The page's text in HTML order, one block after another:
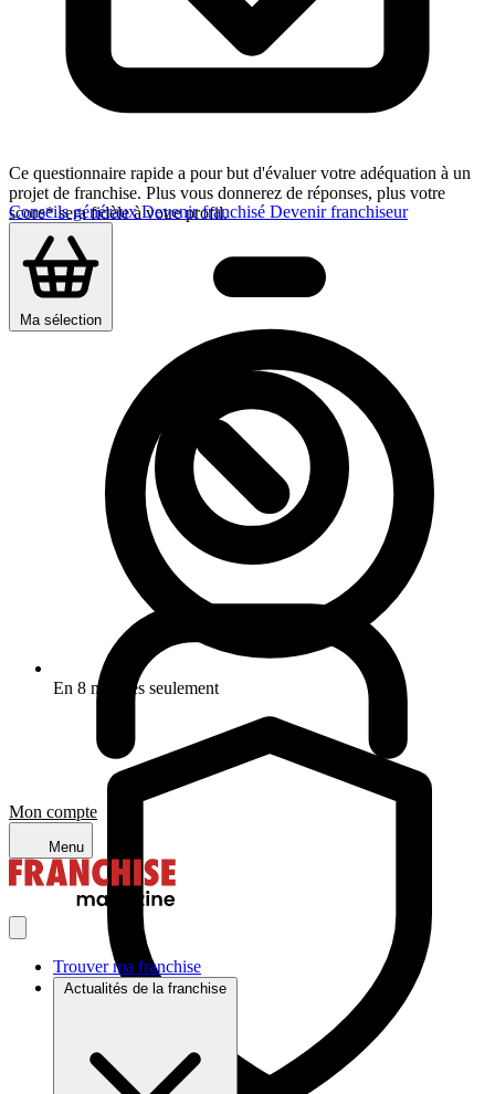
Conseils générauxDevenir franchisé Devenir franchiseur
Ma sélection
Mon compte
Menu
Trouver ma franchise
Actualités de la franchise
Ce questionnaire rapide a pour but d'évaluer votre adéquation à un
projet de franchise. Plus vous donnerez de réponses, plus votre
score* sera fidèle à votre profil.
En 8 minutes seulement